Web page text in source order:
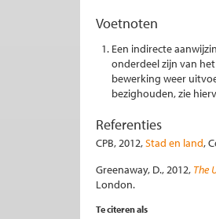
Voetnoten
Een indirecte
onderdeel zijn van
bewerking weer
bezighouden, zie
Referenties
CPB, 2012,Stad en land,
Greenaway, D., 2012, The
London.
Te citeren als